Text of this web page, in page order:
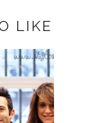
LIKE